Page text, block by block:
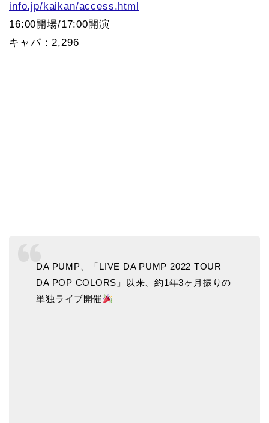
info.jp/kaikan/access.html
16:00開場/17:00開演
キャパ：2,296
DA PUMP、「LIVE DA PUMP 2022 TOUR
DA POP COLORS」以来、約1年3ヶ月振りの
単独ライブ開催